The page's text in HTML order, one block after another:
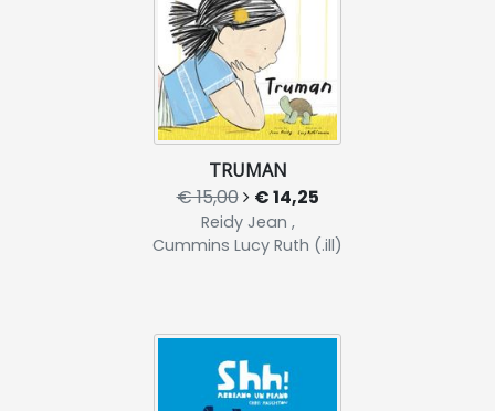
TRUMAN
€ 15,00 € 14,25
Reidy Jean ,
Cummins Lucy Ruth (.ill)